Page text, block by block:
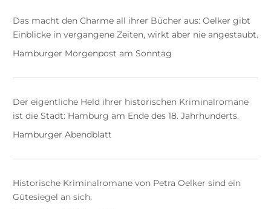
Das macht den Charme all ihrer Bücher aus: Oelker gibt
Einblicke in vergangene Zeiten, wirkt aber nie angestaubt.
Hamburger Morgenpost am Sonntag
Der eigentliche Held ihrer historischen Kriminalromane
ist die Stadt: Hamburg am Ende des 18. Jahrhunderts.
Hamburger Abendblatt
Historische Kriminalromane von Petra Oelker sind ein
Gütesiegel an sich.